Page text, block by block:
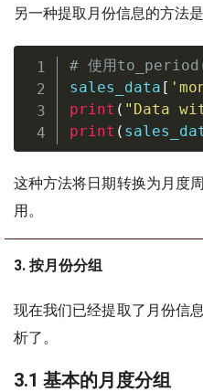
另一种提取月份信息的方法
# 使用
sales_data [
print ( "Data
print (
这种方法将日期转换为月度
用。
3. 按月份分组
现在我们已经提取了月份信
析了。
3.1 基本的月度分组